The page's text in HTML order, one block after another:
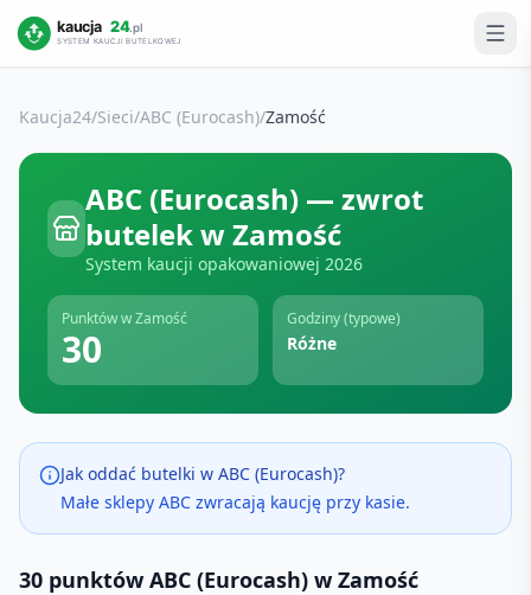
Kaucja24/Sieci/ABC (Eurocash)/Zamość
ABC (Eurocash)— zwrot
butelek wZamość
System kaucji opakowaniowej 2026
Punktów wZamość
30
Godziny (typowe)
Różne
Jak oddać butelki w ABC (Eurocash)?
Małe sklepy ABC zwracają kaucję przy kasie.
30 punktów ABC (Eurocash) w Zamość